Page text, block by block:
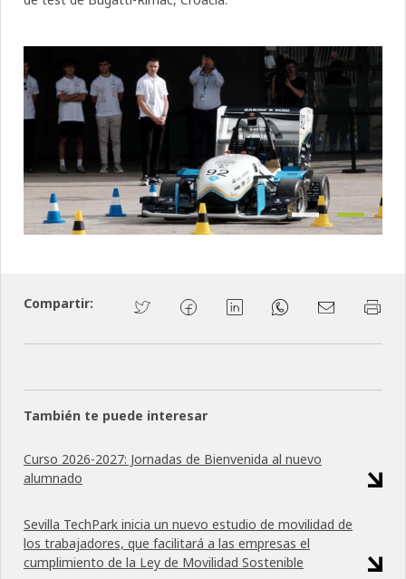
Previous Next
Compartir:
También te puede interesar
Curso 2026-2027: Jornadas de Bienvenida al nuevo
alumnado
Sevilla TechPark inicia un nuevo estudio de movilidad de
los trabajadores, que facilitará a las empresas el
cumplimiento de la Ley de Movilidad Sostenible